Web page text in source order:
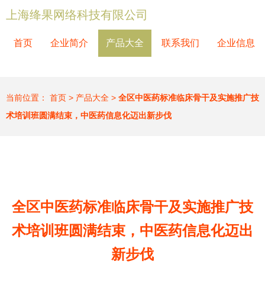
上海绛果网络科技有限公司
首页 企业简介 产品大全 联系我们 企业信息
当前位置： 首页 > 产品大全 > 全区中医药标准临床骨干及实施推广技
术培训班圆满结束，中医药信息化迈出新步伐
全区中医药标准临床骨干及实施推广技
术培训班圆满结束，中医药信息化迈出
新步伐